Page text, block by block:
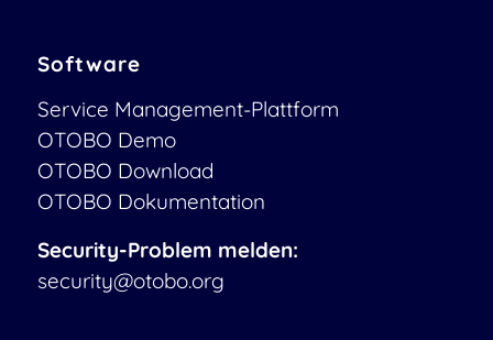
Software
Service Management-Plattform
OTOBO Demo
OTOBO Download
OTOBO Dokumentation
Security-Problem melden:
security@otobo.org